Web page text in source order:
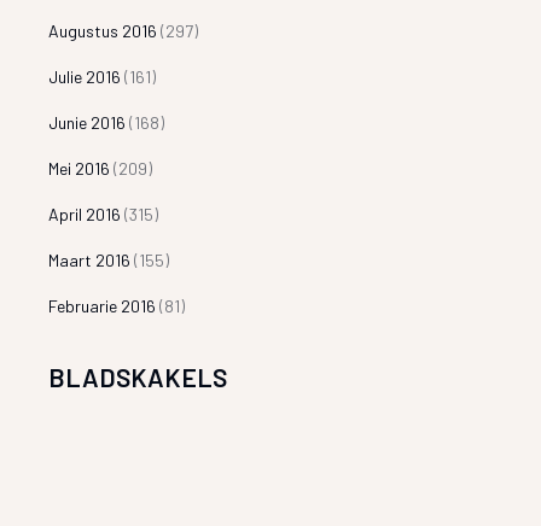
Augustus 2016 (297)
Julie 2016 (161)
Junie 2016 (168)
Mei 2016 (209)
April 2016 (315)
Maart 2016 (155)
Februarie 2016 (81)
BLADSKAKELS